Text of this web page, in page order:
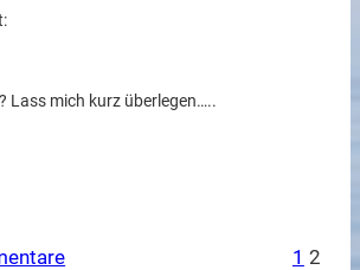
Lass mich kurz überlegen…..
1 2